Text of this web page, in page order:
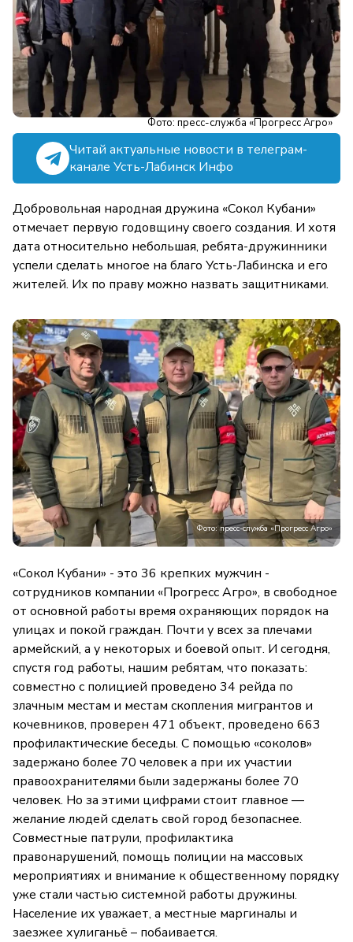
Фото: пресс-служба «Прогресс Агро»
Читай актуальные новости в телеграм-
канале Усть-Лабинск Инфо
Добровольная народная дружина «Сокол Кубани»
отмечает первую годовщину своего создания. И хотя
дата относительно небольшая, ребята-дружинники
успели сделать многое на благо Усть-Лабинска и его
жителей. Их по праву можно назвать защитниками.
Фото: пресс-служба «Прогресс Агро»
«Сокол Кубани» - это 36 крепких мужчин -
сотрудников компании «Прогресс Агро», в свободное
от основной работы время охраняющих порядок на
улицах и покой граждан. Почти у всех за плечами
армейский, а у некоторых и боевой опыт. И сегодня,
спустя год работы, нашим ребятам, что показать:
совместно с полицией проведено 34 рейда по
злачным местам и местам скопления мигрантов и
кочевников, проверен 471 объект, проведено 663
профилактические беседы. С помощью «соколов»
задержано более 70 человек а при их участии
правоохранителями были задержаны более 70
человек. Но за этими цифрами стоит главное —
желание людей сделать свой город безопаснее.
Совместные патрули, профилактика
правонарушений, помощь полиции на массовых
мероприятиях и внимание к общественному порядку
уже стали частью системной работы дружины.
Население их уважает, а местные маргиналы и
заезжее хулиганьё – побаивается.